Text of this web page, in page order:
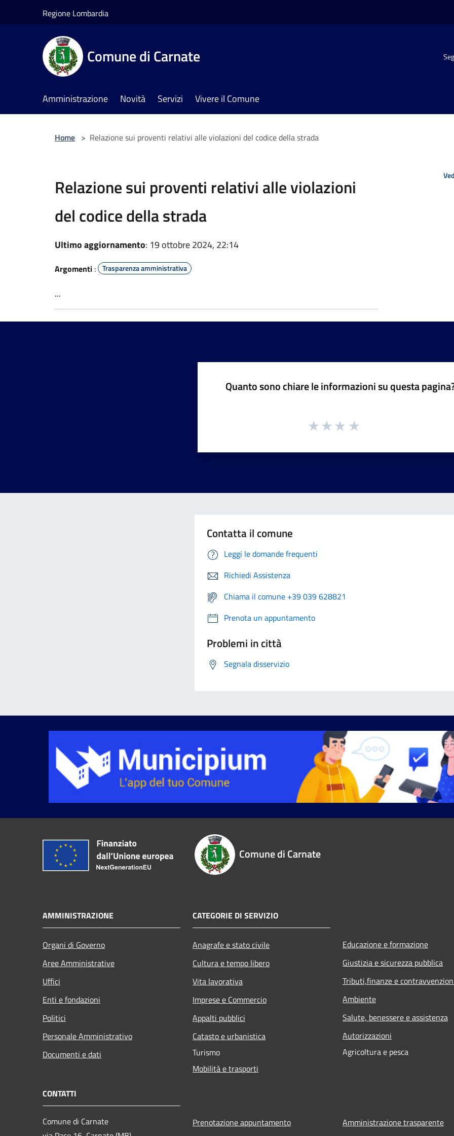
Regione Lombardia
Comune di Carnate
Amministrazione Novità Servizi Vivere il Comune
Home > Relazione sui proventi relativi alle violazioni del codice della strada
Relazione sui proventi relativi alle violazioni
del codice della strada
Ultimo aggiornamento: 19 ottobre 2024, 22:14
Argomenti : Trasparenza amministrativa
...
Quanto sono chiare le informazioni su questa
Contatta il comune
Leggi le domande frequenti
Richiedi Assistenza
Chiama il comune +39 039 628821
Prenota un appuntamento
Problemi in città
Segnala disservizio
Comune di Carnate
AMMINISTRAZIONE
Organi di Governo
Aree Amministrative
Uffici
Enti e fondazioni
Politici
Personale Amministrativo
Documenti e dati
CATEGORIE DI SERVIZIO
Anagrafe e stato civile
Cultura e tempo libero
Vita lavorativa
Imprese e Commercio
Appalti pubblici
Catasto e urbanistica
Turismo
Mobilità e trasporti
Educazione e formazione
Giustizia e sicurezza pubblica
Tributi,finanze e
Ambiente
Salute, benessere e assistenza
Autorizzazioni
Agricoltura e pesca
CONTATTI
Comune di Carnate
Prenotazione appuntamento
Amministrazione trasparente